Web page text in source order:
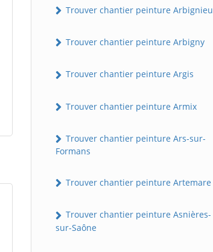
Trouver chantier peinture Arbignieu
Trouver chantier peinture Arbigny
Trouver chantier peinture Argis
Trouver chantier peinture Armix
Trouver chantier peinture Ars-sur-
Formans
Trouver chantier peinture Artemare
Trouver chantier peinture Asnières-
sur-Saône